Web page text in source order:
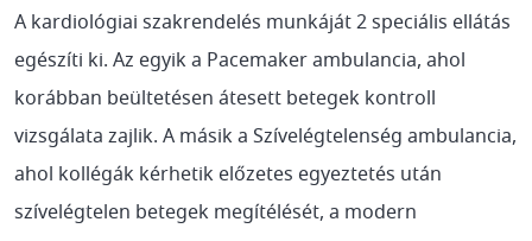
A kardiológiai szakrendelés munkáját 2 speciális ellátás
egészíti ki. Az egyik a Pacemaker ambulancia, ahol
korábban beültetésen átesett betegek kontroll
vizsgálata zajlik. A másik a Szívelégtelenség ambulancia,
ahol kollégák kérhetik előzetes egyeztetés után
szívelégtelen betegek megítélését, a modern